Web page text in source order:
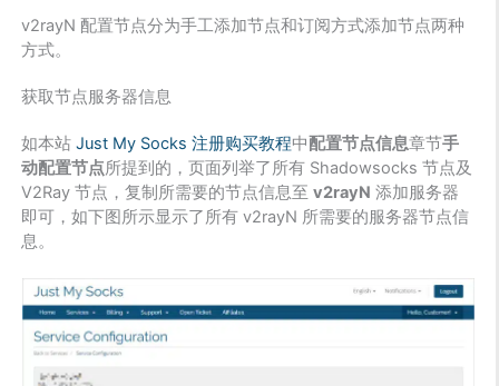
v2rayN 配置节点分为手工添加节点和订阅方式添加节点两种
方式。
获取节点服务器信息
如本站Just My Socks 注册购买教程中配置节点信息章节手
动配置节点所提到的，页面列举了所有 Shadowsocks 节点及
V2Ray 节点，复制所需要的节点信息至v2rayN 添加服务器
即可，如下图所示显示了所有 v2rayN 所需要的服务器节点信
息。